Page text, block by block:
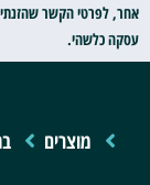
אחר, לפרטי הקשר שהזנתי,
עסקה כלשהי.
מוצרים